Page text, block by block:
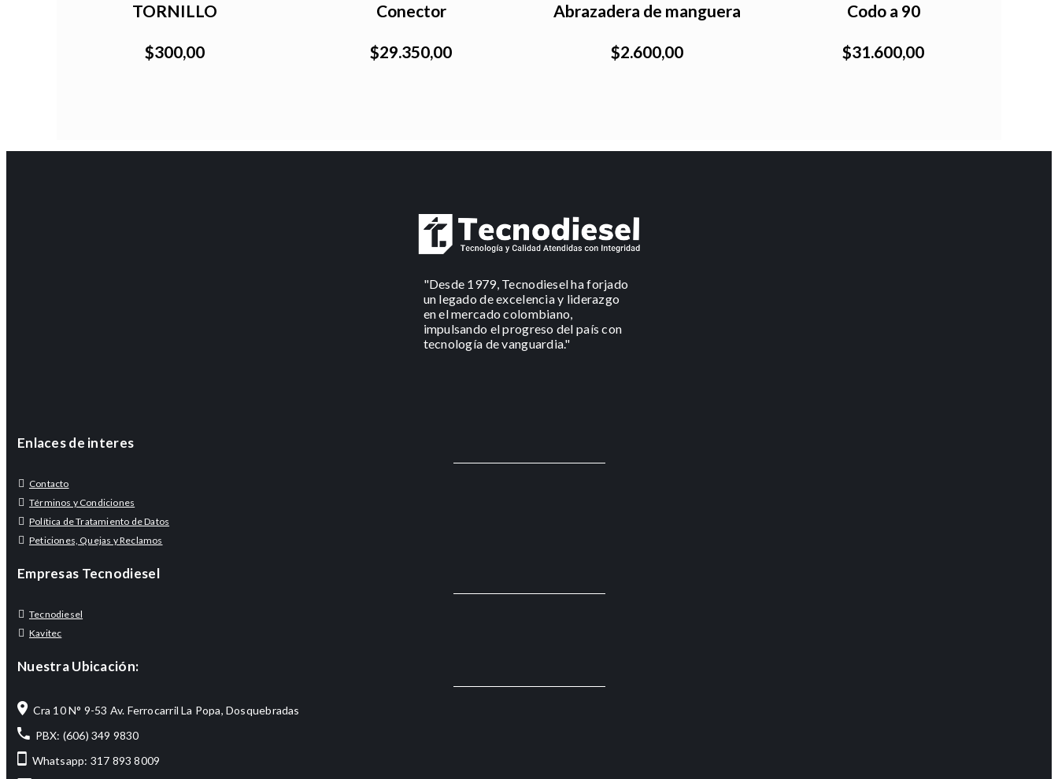
TORNILLO
$300,00
Conector
$29.350,00
Abrazadera de manguera
$2.600,00
Codo a 90
$31.600,00
"Desde 1979, Tecnodiesel ha forjado
un legado de excelencia y liderazgo
en el mercado colombiano,
impulsando el progreso del país con
tecnología de vanguardia."
Enlaces de interes
Contacto
Términos y Condiciones
Política de Tratamiento de Datos
Peticiones, Quejas y Reclamos
Empresas Tecnodiesel
Tecnodiesel
Kavitec
Nuestra Ubicación:
Cra 10 N° 9-53 Av. Ferrocarril La Popa, Dosquebradas
PBX: (606) 349 9830
Whatsapp: 317 893 8009